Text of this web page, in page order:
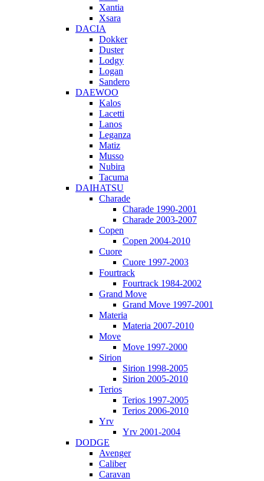
Xantia
Xsara
DACIA
Dokker
Duster
Lodgy
Logan
Sandero
DAEWOO
Kalos
Lacetti
Lanos
Leganza
Matiz
Musso
Nubira
Tacuma
DAIHATSU
Charade
Charade 1990-2001
Charade 2003-2007
Copen
Copen 2004-2010
Cuore
Cuore 1997-2003
Fourtrack
Fourtrack 1984-2002
Grand Move
Grand Move 1997-2001
Materia
Materia 2007-2010
Move
Move 1997-2000
Sirion
Sirion 1998-2005
Sirion 2005-2010
Terios
Terios 1997-2005
Terios 2006-2010
Yrv
Yrv 2001-2004
DODGE
Avenger
Caliber
Caravan